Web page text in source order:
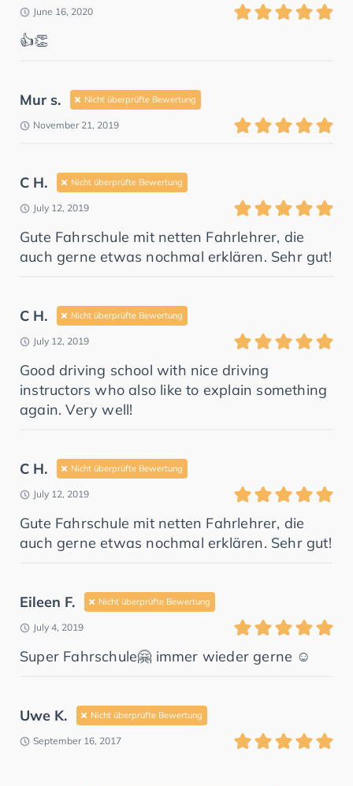
June 16, 2020
👍👏
Mur s. Nicht überprüfte Bewertung
November 21, 2019
C H. Nicht überprüfte Bewertung
July 12, 2019
Gute Fahrschule mit netten Fahrlehrer, die
auch gerne etwas nochmal erklären. Sehr gut!
C H. Nicht überprüfte Bewertung
July 12, 2019
Good driving school with nice driving
instructors who also like to explain something
again. Very well!
C H. Nicht überprüfte Bewertung
July 12, 2019
Gute Fahrschule mit netten Fahrlehrer, die
auch gerne etwas nochmal erklären. Sehr gut!
Eileen F. Nicht überprüfte Bewertung
July 4, 2019
Super Fahrschule🤗 immer wieder gerne ☺️
Uwe K. Nicht überprüfte Bewertung
September 16, 2017